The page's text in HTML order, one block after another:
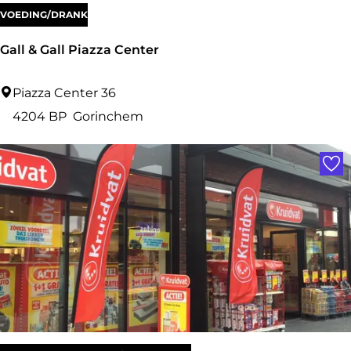
Gall & Gall Piazza Center
G
l
&
G
l
l
P
i
Piazza Center 36
4204 BP Gorinchem
VOEDING/DRANK